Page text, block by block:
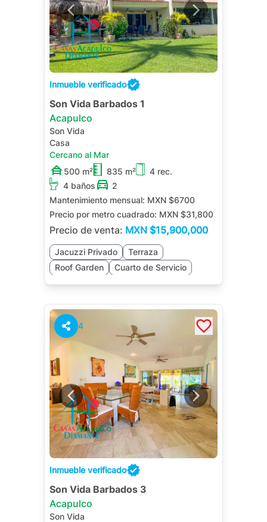
Inmueble verificado
Son Vida Barbados 1
Acapulco
Son Vida
Casa
Cercano al Mar
500 m²
835 m²
4 rec.
4 baños
2
Mantenimiento mensual: MXN $6700
Precio por metro cuadrado: MXN $31,800
Precio de venta: MXN $15,900,000
Jacuzzi Privado
Terraza
Roof Garden
Cuarto de Servicio
4
Inmueble verificado
Son Vida Barbados 3
Acapulco
Son Vida